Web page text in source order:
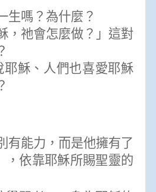
生嗎？為什麼？
，祂會怎麼做？」這對
穌、人們也喜愛耶穌
有能力，而是他擁有了
，依靠耶穌所賜聖靈的